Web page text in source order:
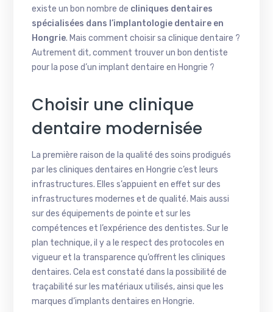
existe un bon nombre de cliniques dentaires
spécialisées dans l’implantologie dentaire en
Hongrie. Mais comment choisir sa clinique dentaire ?
Autrement dit, comment trouver un bon dentiste
pour la pose d’un implant dentaire en Hongrie ?
Choisir une clinique
dentaire modernisée
La première raison de la qualité des soins prodigués
par les cliniques dentaires en Hongrie c’est leurs
infrastructures. Elles s’appuient en effet sur des
infrastructures modernes et de qualité. Mais aussi
sur des équipements de pointe et sur les
compétences et l’expérience des dentistes. Sur le
plan technique, il y a le respect des protocoles en
vigueur et la transparence qu’offrent les cliniques
dentaires. Cela est constaté dans la possibilité de
traçabilité sur les matériaux utilisés, ainsi que les
marques d’implants dentaires en Hongrie.